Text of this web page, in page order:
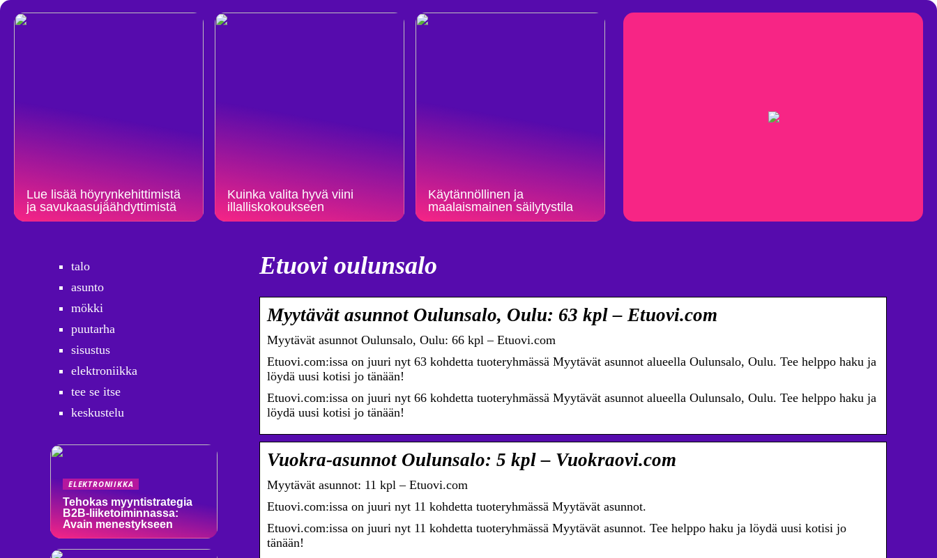
Lue lisää höyrynkehittimistä
ja savukaasujäähdyttimistä
Kuinka valita hyvä viini
illalliskokoukseen
Käytännöllinen ja
maalaismainen säilytystila
Etuovi oulunsalo
Myytävät asunnot Oulunsalo, Oulu: 63 kpl – Etuovi.com
Myytävät asunnot Oulunsalo, Oulu: 66 kpl – Etuovi.com
Etuovi.com:issa on juuri nyt 63 kohdetta tuoteryhmässä Myytävät asunnot alueella Oulunsalo, Oulu. Tee helppo haku ja
löydä uusi kotisi jo tänään!
Etuovi.com:issa on juuri nyt 66 kohdetta tuoteryhmässä Myytävät asunnot alueella Oulunsalo, Oulu. Tee helppo haku ja
löydä uusi kotisi jo tänään!
Vuokra-asunnot Oulunsalo: 5 kpl – Vuokraovi.com
Myytävät asunnot: 11 kpl – Etuovi.com
Etuovi.com:issa on juuri nyt 11 kohdetta tuoteryhmässä Myytävät asunnot.
Etuovi.com:issa on juuri nyt 11 kohdetta tuoteryhmässä Myytävät asunnot. Tee helppo haku ja löydä uusi kotisi jo
tänään!
talo
asunto
mökki
puutarha
sisustus
elektroniikka
tee se itse
keskustelu
ELEKTRONIIKKA
Tehokas myyntistrategia
B2B-liiketoiminnassa:
Avain menestykseen